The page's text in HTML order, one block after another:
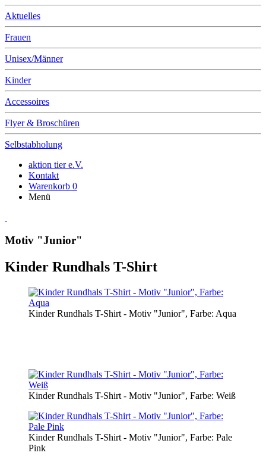
Aktuelles
Frauen
Unisex/Männer
Kinder
Accessoires
Flyer & Broschüren
Selbstabholung
aktion tier e.V.
Kontakt
Warenkorb 0
Menü
Motiv "Junior"
Kinder Rundhals T-Shirt
Kinder Rundhals T-Shirt - Motiv "Junior", Farbe: Aqua
Kinder Rundhals T-Shirt - Motiv "Junior", Farbe: Weiß
Kinder Rundhals T-Shirt - Motiv "Junior", Farbe: Pale
Pink